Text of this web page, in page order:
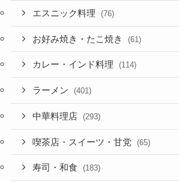
エスニック料理 (76)
お好み焼き・たこ焼き (61)
カレー・インド料理 (114)
ラーメン (401)
中華料理店 (293)
喫茶店・スイーツ・甘党 (65)
寿司・和食 (183)